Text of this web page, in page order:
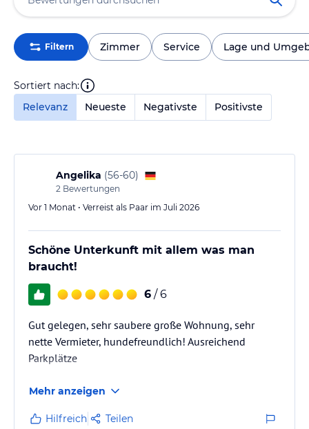
Filtern Zimmer Service Lage und
Sortiert nach:
Relevanz
Neueste Negativste Positivste
Angelika (56-60)
2 Bewertungen
Vor 1 Monat • Verreist als Paar im Juli 2026
Schöne Unterkunft mit allem was man
braucht!
6 / 6
Gut gelegen, sehr saubere große Wohnung, sehr
nette Vermieter, hundefreundlich! Ausreichend
Parkplätze
Mehr anzeigen
Hilfreich Teilen